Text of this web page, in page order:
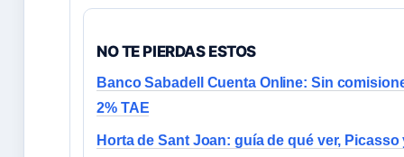
NO TE PIERDAS ESTOS
Banco Sabadell Cuenta Online: Sin
2% TAE
Horta de Sant Joan: guía de qué ver, Picasso